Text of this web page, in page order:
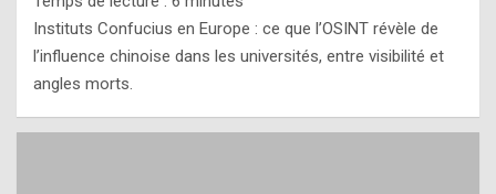
Instituts Confucius en Europe : ce que l’OSINT révèle de
l’influence chinoise dans les universités, entre visibilité et
angles morts.